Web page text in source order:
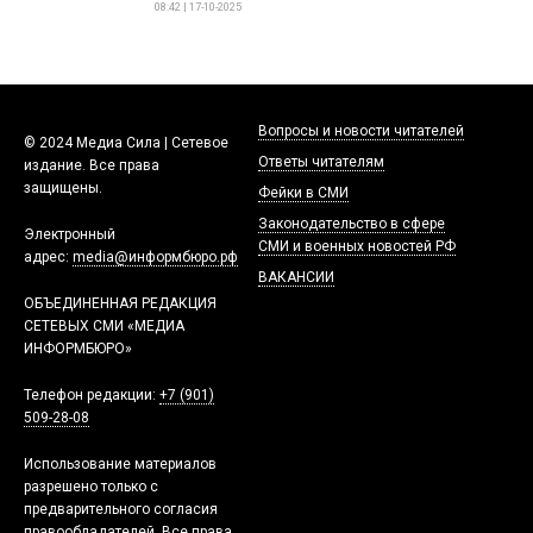
08:42 | 17-10-2025
© 2024 Медиа Сила | Сетевое
издание. Все права
защищены.
Электронный
адрес: media@информбюро.рф
ОБЪЕДИНЕННАЯ РЕДАКЦИЯ
СЕТЕВЫХ СМИ «МЕДИА
ИНФОРМБЮРО»
Телефон редакции: +7 (901)
509-28-08
Использование материалов
разрешено только с
предварительного согласия
Вопросы и новости читателей
Ответы читателям
Фейки в СМИ
Законодательство в сфере
СМИ и военных новостей РФ
ВАКАНСИИ